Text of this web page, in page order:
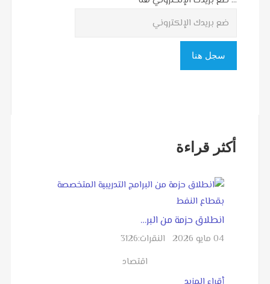
أكثر قراءة
انطلاق حزمة من البر…
04 مايو 2026 النقرات:3126
اقتصاد